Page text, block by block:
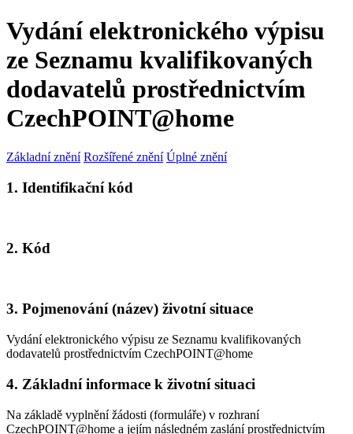
Vydání elektronického výpisu
ze Seznamu kvalifikovaných
dodavatelů prostřednictvím
CzechPOINT@home
Základní znění Rozšířené znění Úplné znění
1. Identifikační kód
2. Kód
3. Pojmenování (název) životní situace
Vydání elektronického výpisu ze Seznamu kvalifikovaných
dodavatelů prostřednictvím CzechPOINT@home
4. Základní informace k životní situaci
Na základě vyplnění žádosti (formuláře) v rozhraní
CzechPOINT@home a jejím následném zaslání prostřednictvím